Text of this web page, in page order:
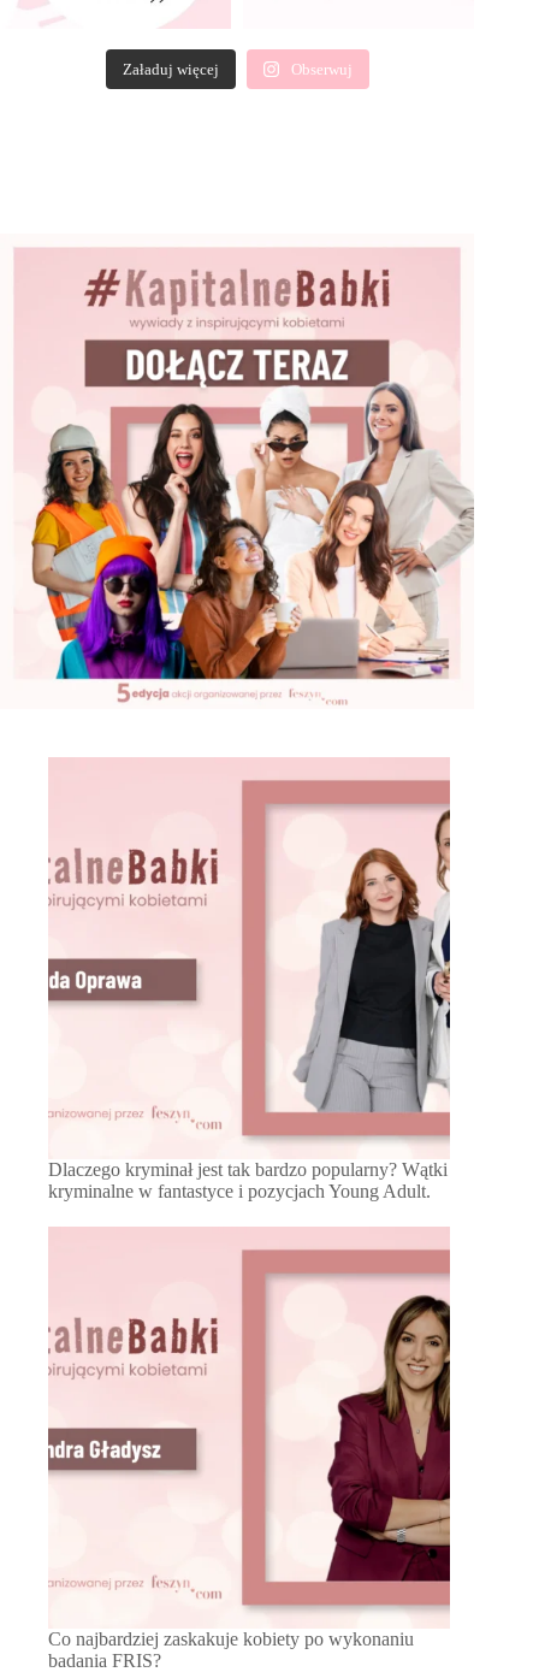
Załaduj więcej Obserwuj
Dlaczego kryminał jest tak bardzo popularny? Wątki
kryminalne w fantastyce i pozycjach Young Adult.
Co najbardziej zaskakuje kobiety po wykonaniu
badania FRIS?